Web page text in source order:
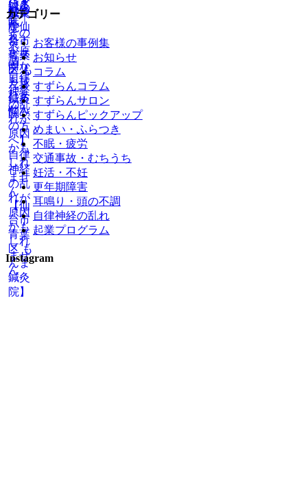
カテゴリー
お客様の事例集
お知らせ
コラム
すずらんコラム
すずらんサロン
すずらんピックアップ
めまい・ふらつき
不眠・疲労
交通事故・むちうち
妊活・不妊
更年期障害
耳鳴り・頭の不調
自律神経の乱れ
起業プログラム
Instagram